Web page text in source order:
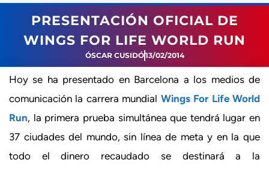
PRESENTACIÓN OFICIAL DE
WINGS FOR LIFE WORLD RUN
ÓSCAR CUSIDÓ13/02/2014
Hoy se ha presentado en Barcelona a los medios de
comunicación la carrera mundial Wings For Life World
Run, la primera prueba simultánea que tendrá lugar en
37 ciudades del mundo, sin línea de meta y en la que
todo el dinero recaudado se destinará a la